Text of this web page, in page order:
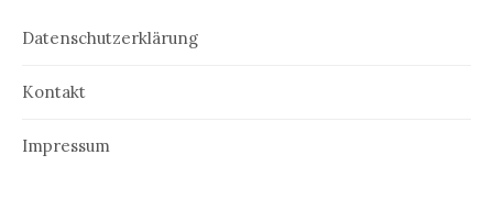
Datenschutzerklärung
Kontakt
Impressum